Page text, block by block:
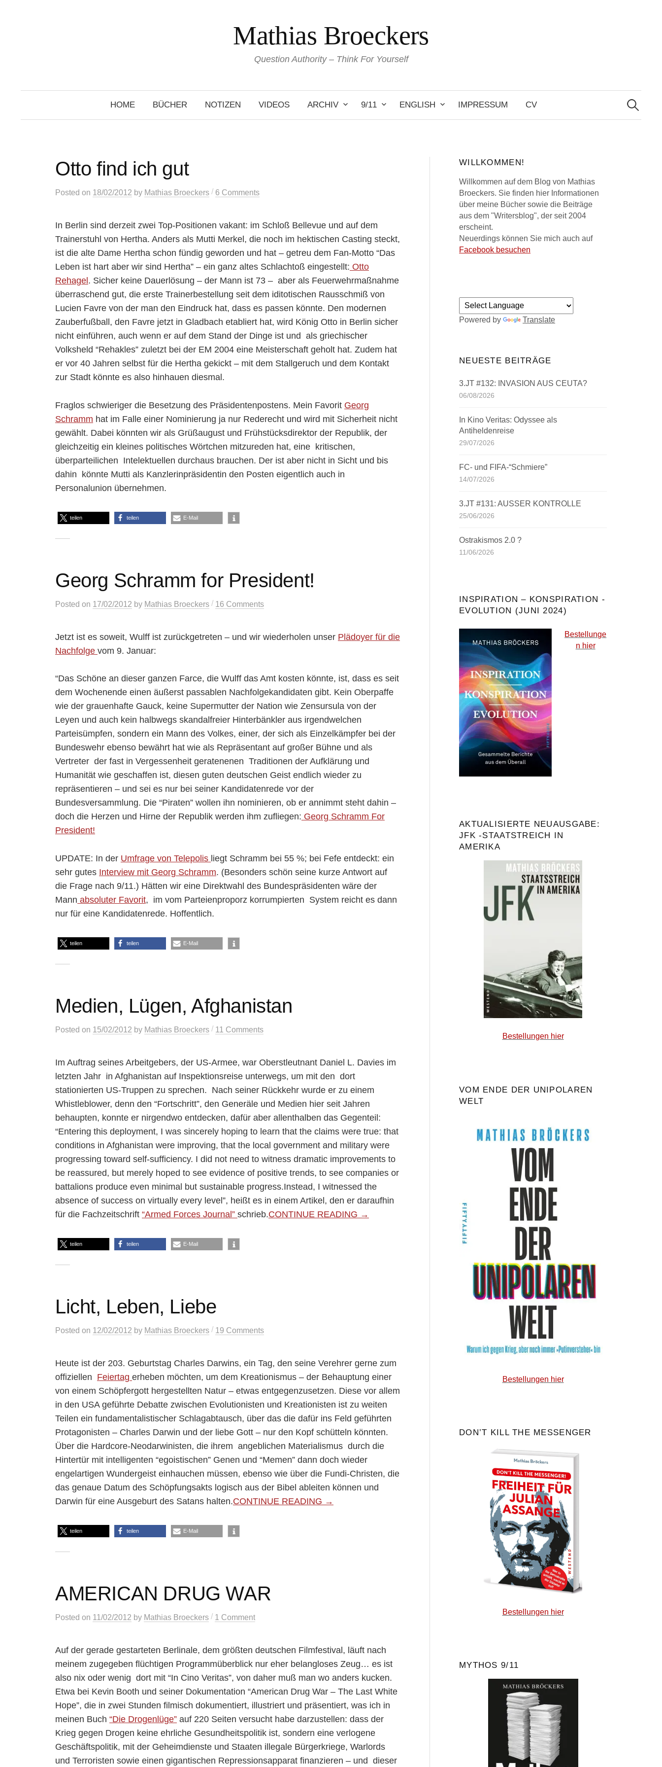
Mathias Broeckers
Question Authority – Think For Yourself
HOME BÜCHER NOTIZEN VIDEOS ARCHIV 9/11 ENGLISH IMPRESSUM CV
Search
for:
Otto find ich gut
Posted on 18/02/2012 by Mathias Broeckers / 6 Comments
In Berlin sind derzeit zwei Top-Positionen vakant: im Schloß Bellevue und auf dem
Trainerstuhl von Hertha. Anders als Mutti Merkel, die noch im hektischen Casting steckt,
ist die alte Dame Hertha schon fündig geworden und hat – getreu dem Fan-Motto “Das
Leben ist hart aber wir sind Hertha” – ein ganz altes Schlachtoß eingestellt: Otto
Rehagel . Sicher keine Dauerlösung – der Mann ist 73 – aber als Feuerwehrmaßnahme
überraschend gut, die erste Trainerbestellung seit dem iditotischen Rausschmiß von
Lucien Favre von der man den Eindruck hat, dass es passen könnte. Den modernen
Zauberfußball, den Favre jetzt in Gladbach etabliert hat, wird König Otto in Berlin sicher
nicht einführen, auch wenn er auf dem Stand der Dinge ist und als griechischer
Volksheld “Rehakles” zuletzt bei der EM 2004 eine Meisterschaft geholt hat. Zudem hat
er vor 40 Jahren selbst für die Hertha gekickt – mit dem Stallgeruch und dem Kontakt
zur Stadt könnte es also hinhauen diesmal.
Fraglos schwieriger die Besetzung des Präsidentenpostens. Mein Favorit Georg
Schramm hat im Falle einer Nominierung ja nur Rederecht und wird mit Sicherheit nicht
gewählt. Dabei könnten wir als Grüßaugust und Frühstücksdirektor der Republik, der
gleichzeitig ein kleines politisches Wörtchen mitzureden hat, eine kritischen,
überparteilichen Intelektuellen durchaus brauchen. Der ist aber nicht in Sicht und bis
dahin könnte Mutti als Kanzlerinpräsidentin den Posten eigentlich auch in
Personalunion übernehmen.
teilen teilen E-Mail
Georg Schramm for President!
Posted on 17/02/2012 by Mathias Broeckers / 16 Comments
Jetzt ist es soweit, Wulff ist zurückgetreten – und wir wiederholen unser Plädoyer für die
Nachfolge vom 9. Januar:
“Das Schöne an dieser ganzen Farce, die Wulff das Amt kosten könnte, ist, dass es seit
dem Wochenende einen äußerst passablen Nachfolgekandidaten gibt. Kein Oberpaffe
wie der grauenhafte Gauck, keine Supermutter der Nation wie Zensursula von der
Leyen und auch kein halbwegs skandalfreier Hinterbänkler aus irgendwelchen
Parteisümpfen, sondern ein Mann des Volkes, einer, der sich als Einzelkämpfer bei der
Bundeswehr ebenso bewährt hat wie als Repräsentant auf großer Bühne und als
Vertreter der fast in Vergessenheit geratenenen Traditionen der Aufklärung und
Humanität wie geschaffen ist, diesen guten deutschen Geist endlich wieder zu
repräsentieren – und sei es nur bei seiner Kandidatenrede vor der
Bundesversammlung. Die “Piraten” wollen ihn nominieren, ob er annimmt steht dahin –
doch die Herzen und Hirne der Republik werden ihm zufliegen: Georg Schramm For
President!
UPDATE: In der Umfrage von Telepolis liegt Schramm bei 55 %; bei Fefe entdeckt: ein
sehr gutes Interview mit Georg Schramm. (Besonders schön seine kurze Antwort auf
die Frage nach 9/11.) Hätten wir eine Direktwahl des Bundespräsidenten wäre der
Mann absoluter Favorit, im vom Parteienproporz korrumpierten System reicht es dann
nur für eine Kandidatenrede. Hoffentlich.
teilen teilen E-Mail
Medien, Lügen, Afghanistan
Posted on 15/02/2012 by Mathias Broeckers / 11 Comments
Im Auftrag seines Arbeitgebers, der US-Armee, war Oberstleutnant Daniel L. Davies im
letzten Jahr in Afghanistan auf Inspektionsreise unterwegs, um mit den dort
stationierten US-Truppen zu sprechen. Nach seiner Rückkehr wurde er zu einem
Whistleblower, denn den “Fortschritt”, den Generäle und Medien hier seit Jahren
behaupten, konnte er nirgendwo entdecken, dafür aber allenthalben das Gegenteil:
“Entering this deployment, I was sincerely hoping to learn that the claims were true: that
conditions in Afghanistan were improving, that the local government and military were
progressing toward self-sufficiency. I did not need to witness dramatic improvements to
be reassured, but merely hoped to see evidence of positive trends, to see companies or
battalions produce even minimal but sustainable progress.Instead, I witnessed the
absence of success on virtually every level”, heißt es in einem Artikel, den er daraufhin
für die Fachzeitschrift “Armed Forces Journal” schrieb.CONTINUE READING →
teilen teilen E-Mail
Licht, Leben, Liebe
Posted on 12/02/2012 by Mathias Broeckers / 19 Comments
Heute ist der 203. Geburtstag Charles Darwins, ein Tag, den seine Verehrer gerne zum
offiziellen Feiertag erheben möchten, um dem Kreationismus – der Behauptung einer
von einem Schöpfergott hergestellten Natur – etwas entgegenzusetzen. Diese vor allem
in den USA geführte Debatte zwischen Evolutionisten und Kreationisten ist zu weiten
Teilen ein fundamentalistischer Schlagabtausch, über das die dafür ins Feld geführten
Protagonisten – Charles Darwin und der liebe Gott – nur den Kopf schütteln könnten.
Über die Hardcore-Neodarwinisten, die ihrem angeblichen Materialismus durch die
Hintertür mit intelligenten “egoistischen” Genen und “Memen” dann doch wieder
engelartigen Wundergeist einhauchen müssen, ebenso wie über die Fundi-Christen, die
das genaue Datum des Schöpfungsakts logisch aus der Bibel ableiten können und
Darwin für eine Ausgeburt des Satans halten.CONTINUE READING →
teilen teilen E-Mail
AMERICAN DRUG WAR
Posted on 11/02/2012 by Mathias Broeckers / 1 Comment
Auf der gerade gestarteten Berlinale, dem größten deutschen Filmfestival, läuft nach
meinem zugegeben flüchtigen Programmüberblick nur eher belangloses Zeug… es ist
also nix oder wenig dort mit “In Cino Veritas”, von daher muß man wo anders kucken.
Etwa bei Kevin Booth und seiner Dokumentation “American Drug War – The Last White
Hope”, die in zwei Stunden filmisch dokumentiert, illustriert und präsentiert, was ich in
meinen Buch “Die Drogenlüge” auf 220 Seiten versucht habe darzustellen: dass der
Krieg gegen Drogen keine ehrliche Gesundheitspolitik ist, sondern eine verlogene
Geschäftspolitik, mit der Geheimdienste und Staaten illegale Bürgerkriege, Warlords
und Terroristen sowie einen gigantischen Repressionsapparat finanzieren – und dieser
WILLKOMMEN!
Willkommen auf dem Blog von Mathias
Broeckers. Sie finden hier Informationen
über meine Bücher sowie die Beiträge
aus dem "Writersblog", der seit 2004
erscheint.
Neuerdings können Sie mich auch auf
Facebook besuchen
Powered by Translate
NEUESTE BEITRÄGE
3.JT #132: INVASION AUS CEUTA?
06/08/2026
In Kino Veritas: Odyssee als
Antiheldenreise
29/07/2026
FC- und FIFA-“Schmiere”
14/07/2026
3.JT #131: AUSSER KONTROLLE
25/06/2026
Ostrakismos 2.0 ?
11/06/2026
INSPIRATION – KONSPIRATION -
EVOLUTION (JUNI 2024)
Bestellunge
n hier
AKTUALISIERTE NEUAUSGABE:
JFK -STAATSTREICH IN
AMERIKA
Bestellungen hier
VOM ENDE DER UNIPOLAREN
WELT
Bestellungen hier
DON’T KILL THE MESSENGER
Bestellungen hier
MYTHOS 9/11